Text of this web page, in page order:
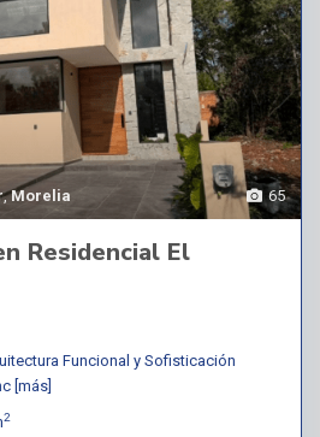
65
,Morelia
Residencial El
Funcional y Sofisticación
[más]
2